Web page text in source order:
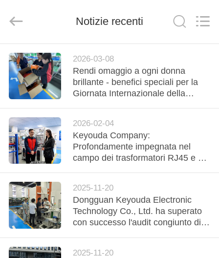
CASA
PRODOTTI
MOSTRA
VR
CIRCA
NOI
GIRO
DELLA
FABBRICA
Technology
Co.,ltd.
Notizie recenti
2026-03-08
Rendi omaggio a ogni donna
brillante - benefici speciali per la
Giornata Internazionale della
2026-02-04
Keyouda Company:
Profondamente impegnata nel
campo dei trasformatori RJ45 e di
Media Convergence Center.
2025-11-20
Dongguan Keyouda Electronic
Technology Co., Ltd. ha superato
con successo l'audit congiunto di
2025-11-20